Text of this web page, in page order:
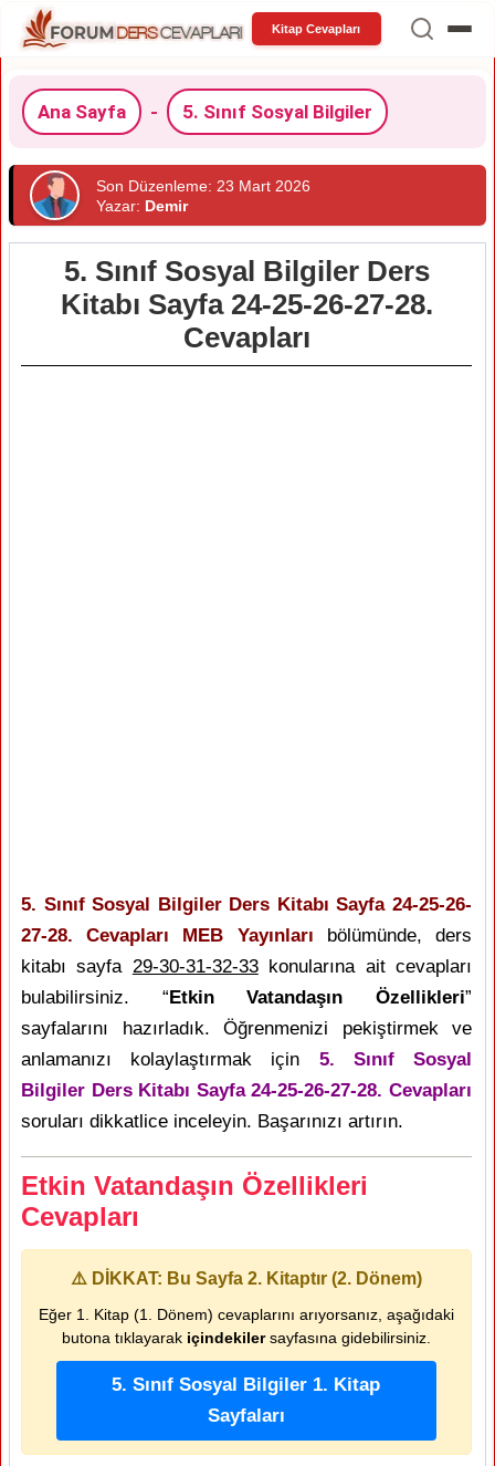
Kitap Cevapları
Ana Sayfa - 5. Sınıf Sosyal Bilgiler
Son Düzenleme: 23 Mart 2026
Yazar: Demir
5. Sınıf Sosyal Bilgiler Ders
Kitabı Sayfa 24-25-26-27-28.
Cevapları
5. Sınıf Sosyal Bilgiler Ders Kitabı Sayfa 24-25-26-
27-28. Cevapları MEB Yayınları bölümünde, ders
kitabı sayfa 29-30-31-32-33konularına ait cevapları
bulabilirsiniz. “Etkin Vatandaşın Özellikleri”
sayfalarını hazırladık. Öğrenmenizi pekiştirmek ve
anlamanızı kolaylaştırmak için 5. Sınıf Sosyal
Bilgiler Ders Kitabı Sayfa 24-25-26-27-28. Cevapları
soruları dikkatlice inceleyin. Başarınızı artırın.
Etkin Vatandaşın Özellikleri
Cevapları
⚠️ DİKKAT: Bu Sayfa 2. Kitaptır (2. Dönem)
Eğer 1. Kitap (1. Dönem) cevaplarını arıyorsanız, aşağıdaki
butona tıklayarak içindekilersayfasına gidebilirsiniz.
5. Sınıf Sosyal Bilgiler 1. Kitap
Sayfaları